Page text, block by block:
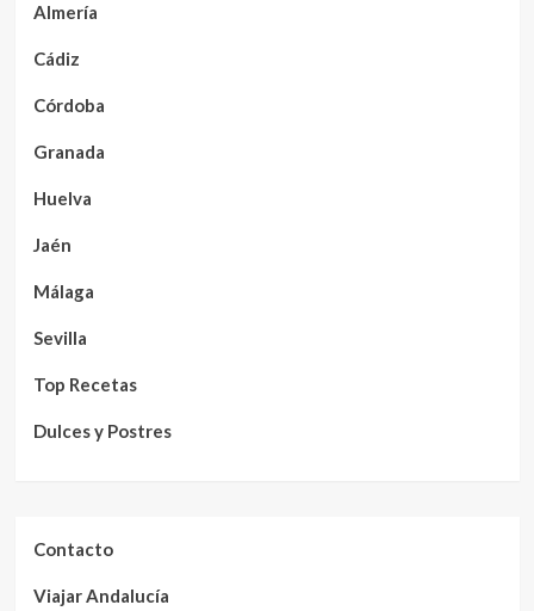
Almería
Cádiz
Córdoba
Granada
Huelva
Jaén
Málaga
Sevilla
Top Recetas
Dulces y Postres
Contacto
Viajar Andalucía